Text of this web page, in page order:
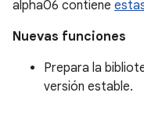
alpha06 contiene
Nuevas funciones
Prepara la
versión estable.